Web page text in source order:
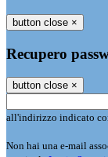
button close ×
Recupero
button close ×
all'indirizzo indicato
Non hai una e-mail